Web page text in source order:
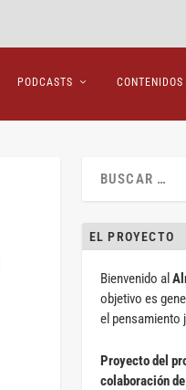
PODCASTS CONTENIDOS
EL PROYECTO
Bienvenido al
objetivo es
el pensamiento
Proyecto del
colaboración